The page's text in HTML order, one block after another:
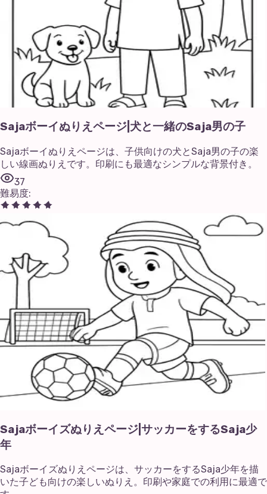
Sajaボーイぬりえページ|犬と一緒のSaja男の子
Sajaボーイぬりえページは、子供向けの犬とSaja男の子の楽
しい線画ぬりえです。印刷にも最適なシンプルな背景付き。
37
難易度:
Sajaボーイズぬりえページ|サッカーをするSaja少
年
Sajaボーイズぬりえページは、サッカーをするSaja少年を描
いた子ども向けの楽しいぬりえ。印刷や家庭での利用に最適で